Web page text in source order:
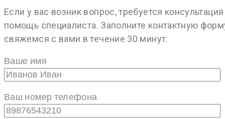
Если у вас возник вопрос, требуется
помощь специалиста. Заполните контактную
свяжемся с вами в течение 30 минут.
Ваше имя
Ваш номер телефона